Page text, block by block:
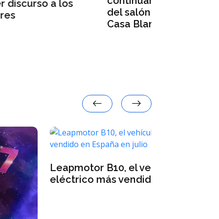
del salón de baile en la
para pasajeros 100 %
en España en julio